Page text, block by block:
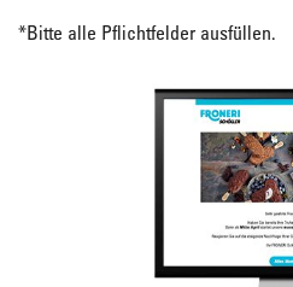
*Bitte alle Pflichtfelder ausfüllen.